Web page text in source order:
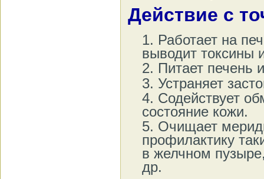
Действие с
Работает на
выводит токсины
Питает печень
Устраняет
Содействует
состояние кожи.
Очищает
профилактику
в желчном
др.